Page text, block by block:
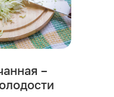
–